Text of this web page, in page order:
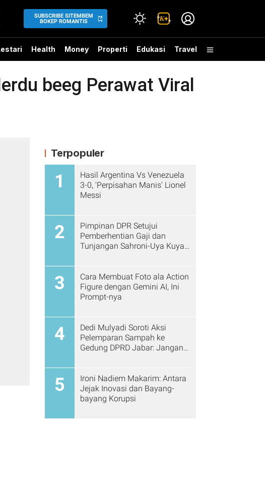
SUBSCRIBE SITEMBEM
BOKEP ROMANTIS
Health Money Properti Edukasi Travel
beeg Perawat Viral
Terpopuler
1
Hasil Argentina Vs Venezuela
3-0, 'Perpisahan Manis' Lionel
Messi
2
Pimpinan DPR Setujui
Pemberhentian Gaji dan
Tunjangan Sahroni-Uya Kuya
3
Cara Membuat Foto ala Action
Figure dengan Gemini AI, Ini
Prompt-nya
4
Dedi Mulyadi Soroti Aksi
Pelemparan Sampah ke
Gedung DPRD Jabar: Jangan
5
Ironi Nadiem Makarim: Antara
Jejak Inovasi dan Bayang-
bayang Korupsi